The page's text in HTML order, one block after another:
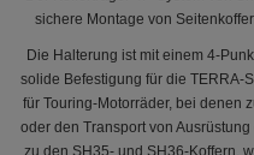
sichere Montage von
Die Halterung ist mit einem 4-
solide Befestigung für die TERRA-
für Touring-Motorräder, bei denen
oder den Transport von
zu den SH35- und SH36-Koffern,